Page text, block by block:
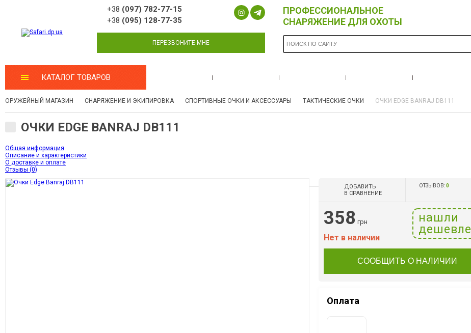
+38 (097) 782-77-15
+38 (095) 128-77-35
ПЕРЕЗВОНИТЕ МНЕ
ПРОФЕССИОНАЛЬНОЕ
СНАРЯЖЕНИЕ ДЛЯ ОХОТЫ
КАТАЛОГ ТОВАРОВ
ОРУЖЕЙНЫЙ МАГАЗИН СНАРЯЖЕНИЕ И ЭКИПИРОВКА СПОРТИВНЫЕ ОЧКИ И АКСЕССУАРЫ ТАКТИЧЕСКИЕ ОЧКИ ОЧКИ EDGE BANRAJ DB111
ОЧКИ EDGE BANRAJ DB111
Общая информация
Описание и характеристики
О доставке и оплате
Отзывы (0)
ДОБАВИТЬ
В СРАВНЕНИЕ
ОТЗЫВОВ:0
358 грн
нашли
дешевле
Нет в наличии
СООБЩИТЬ О НАЛИЧИИ
Оплата